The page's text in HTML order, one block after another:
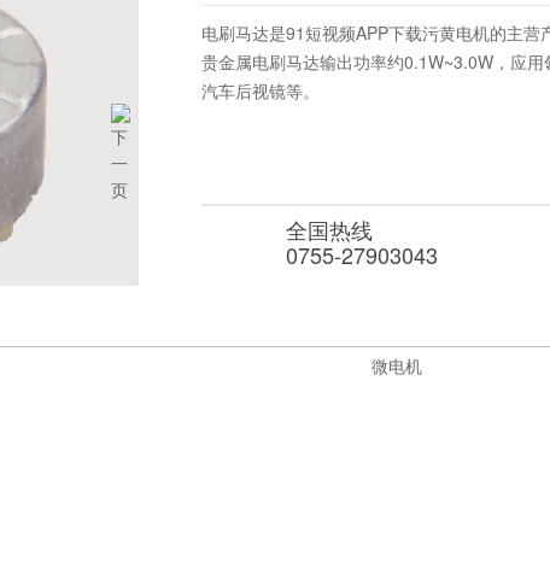
电刷马达是91短视频APP下载污黄电机的主营
贵金属电刷马达输出功率约0.1W~3.0W，应用
汽车后视镜等。
全国热线
0755-27903043